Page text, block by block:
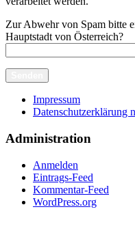
Zur Abwehr von Spam bitte
Hauptstadt von Österreich?
Impressum
Datenschutzerklärung
Administration
Anmelden
Eintrags-Feed
Kommentar-Feed
WordPress.org